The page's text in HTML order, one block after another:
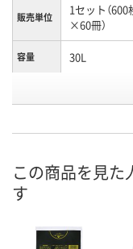
販売単位
1セット（600
×60冊）
容量 30L
号
この商品を見た
す